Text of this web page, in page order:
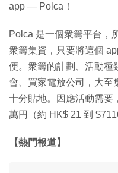
app — Polca！
Polca 是一個衆籌平台，
衆籌集資，只要將這個
便。衆籌的計劃、活動種
會、買家電放公司，大至
十分貼地。因應活動需要
萬円（約 HK$ 21 到
【熱門報道】